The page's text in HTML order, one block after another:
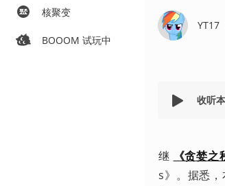
核聚变
BOOOM 试玩中
YT17
收听
继 《贪婪之
s》。据悉